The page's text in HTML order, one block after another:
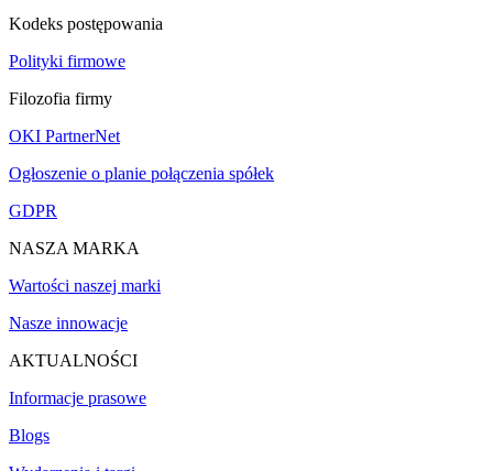
Kodeks postępowania
Polityki firmowe
Filozofia firmy
OKI PartnerNet
Ogłoszenie o planie połączenia spółek
GDPR
NASZA MARKA
Wartości naszej marki
Nasze innowacje
AKTUALNOŚCI
Informacje prasowe
Blogs